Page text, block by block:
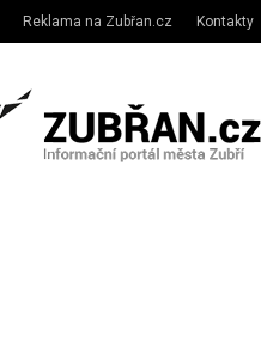
Reklama na Zubřan.cz Kontakty